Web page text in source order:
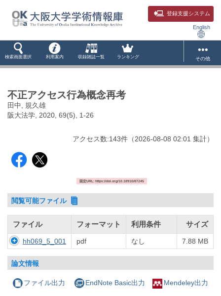
登録支援システム
English
検索画面選択 利用案内 収録雑誌一覧 ランキング その他
不正アクセス行為概念再考
田中, 規久雄
阪大法学, 2020, 69(5), 1-26
アクセス数:143件 （2026-08-08 02:01 集計）
固定URL: https://doi.org/10.18910/87245
閲覧可能ファイル
ファイル フォーマット 利用条件 サイズ
hh069_5_001 pdf なし 7.88 MB
論文情報
ファイル出力 EndNote Basic出力 Mendeley出力